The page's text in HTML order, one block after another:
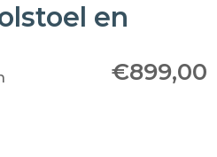
en
€899,00